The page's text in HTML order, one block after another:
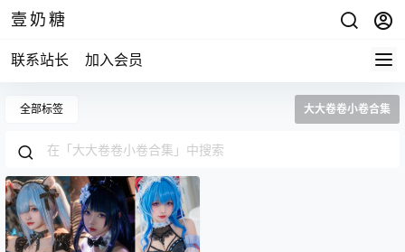
壹奶糖
联系站长 加入会员
全部标签 大大卷卷小卷合集